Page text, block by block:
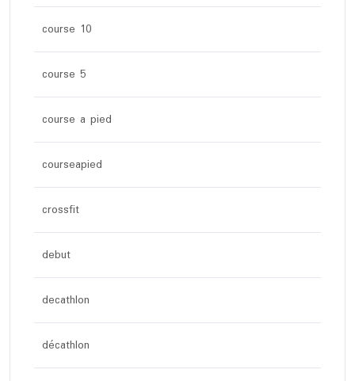
course 10
course 5
course a pied
courseapied
crossfit
debut
decathlon
décathlon